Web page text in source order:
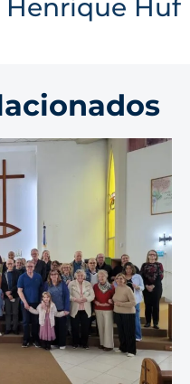
Henrique Huf